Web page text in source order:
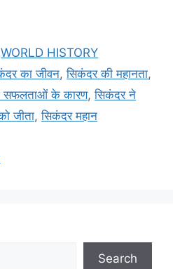
WORLD HISTORY
का जीवन,सिकंदर की महानता,
सफलताओं के कारण,सिकंदर ने
जीता,सिकंदर महान
Search